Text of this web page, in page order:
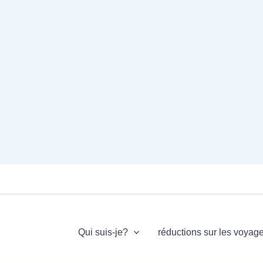
Qui suis-je? réductions sur les